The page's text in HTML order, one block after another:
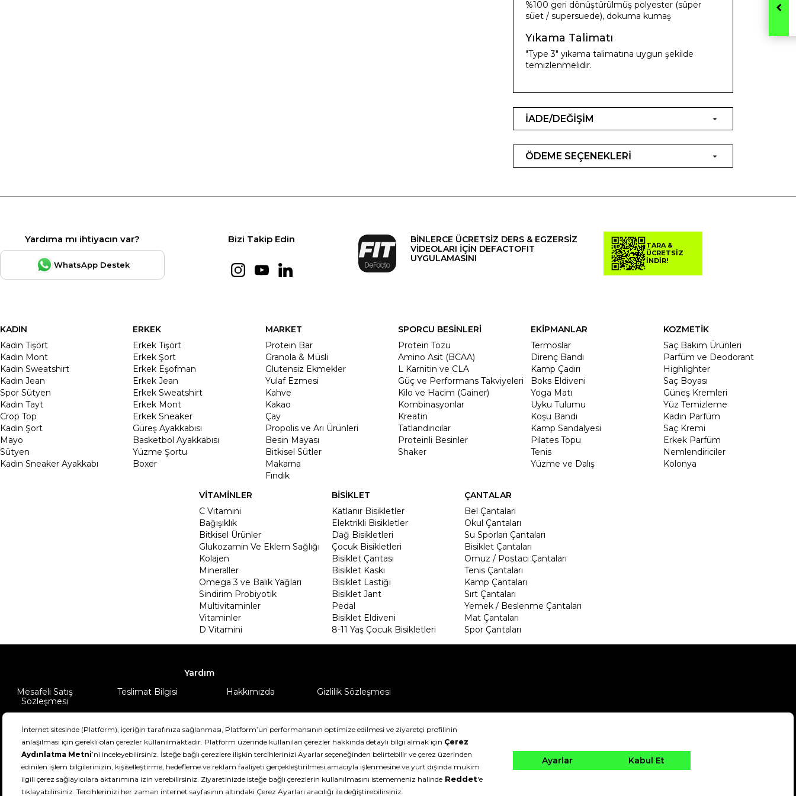
%100 geri dönüştürülmüş polyester (süper
süet / supersuede), dokuma kumaş
Yıkama Talimatı
"Type 3" yıkama talimatına uygun şekilde
temizlenmelidir.
İADE/DEĞİŞİM
ÖDEME SEÇENEKLERİ
Yardıma mı ihtiyacın var?
WhatsApp Destek
Bizi Takip Edin
BİNLERCE ÜCRETSİZ DERS & EGZERSİZ
VİDEOLARI İÇİN DEFACTOFIT
UYGULAMASINI
TARA &
ÜCRETSİZ
İNDİR!
KADIN
Kadın Tişört
Kadın Mont
Kadın Sweatshirt
Kadın Jean
Spor Sütyen
Kadın Tayt
Crop Top
Kadin Şort
Mayo
Sütyen
Kadın Sneaker Ayakkabı
ERKEK
Erkek Tişört
Erkek Şort
Erkek Eşofman
Erkek Jean
Erkek Sweatshirt
Erkek Mont
Erkek Sneaker
Güreş Ayakkabısı
Basketbol Ayakkabısı
Yüzme Şortu
Boxer
MARKET
Protein Bar
Granola & Müsli
Glutensiz Ekmekler
Yulaf Ezmesi
Kahve
Kakao
Çay
Propolis ve Arı Ürünleri
Besin Mayası
Bitkisel Sütler
Makarna
Fındık
SPORCU BESİNLERİ
Protein Tozu
Amino Asit (BCAA)
L Karnitin ve CLA
Güç ve Performans Takviyeleri
Kilo ve Hacim (Gainer)
Kombinasyonlar
Kreatin
Tatlandırıcılar
Proteinli Besinler
Shaker
EKİPMANLAR
Termoslar
Direnç Bandı
Kamp Çadırı
Boks Eldiveni
Yoga Matı
Uyku Tulumu
Koşu Bandı
Kamp Sandalyesi
Pilates Topu
Tenis
Yüzme ve Dalış
KOZMETİK
Saç Bakım Ürünleri
Parfüm ve Deodorant
Highlighter
Saç Boyası
Güneş Kremleri
Yüz Temizleme
Kadın Parfüm
Saç Kremi
Erkek Parfüm
Nemlendiriciler
Kolonya
VİTAMİNLER
C Vitamini
Bağışıklık
Bitkisel Ürünler
Glukozamin Ve Eklem Sağlığı
Kolajen
Mineraller
Omega 3 ve Balık Yağları
Sindirim Probiyotik
Multivitaminler
Vitaminler
D Vitamini
BİSİKLET
Katlanır Bisikletler
Elektrikli Bisikletler
Dağ Bisikletleri
Çocuk Bisikletleri
Bisiklet Çantası
Bisiklet Kaskı
Bisiklet Lastiği
Bisiklet Jant
Pedal
Bisiklet Eldiveni
8-11 Yaş Çocuk Bisikletleri
ÇANTALAR
Bel Çantaları
Okul Çantaları
Su Sporları Çantaları
Bisiklet Çantaları
Omuz / Postacı Çantaları
Tenis Çantaları
Kamp Çantaları
Sırt Çantaları
Yemek / Beslenme Çantaları
Mat Çantaları
Spor Çantaları
Yardım
Mesafeli Satış
Sözleşmesi
Teslimat Bilgisi Hakkımızda Gizlilik Sözleşmesi